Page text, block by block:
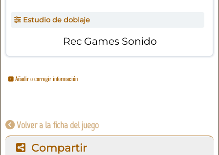
Estudio de doblaje
Rec Games Sonido
Añadir o corregir información
Volver a la ficha del juego
Compartir